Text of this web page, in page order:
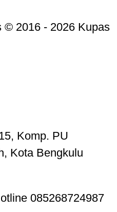
© 2016 - 2026 Kupas
Komp. PU
Kota Bengkulu
085268724987